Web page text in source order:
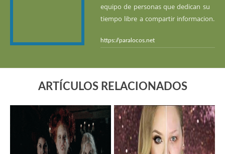
equipo de personas que dedican su
tiempo libre a compartir informacion.
https://paralocos.net
ARTÍCULOS RELACIONADOS